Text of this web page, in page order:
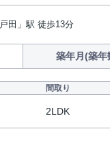
田」駅 徒歩13分
築年月(築年
間取り
2LDK